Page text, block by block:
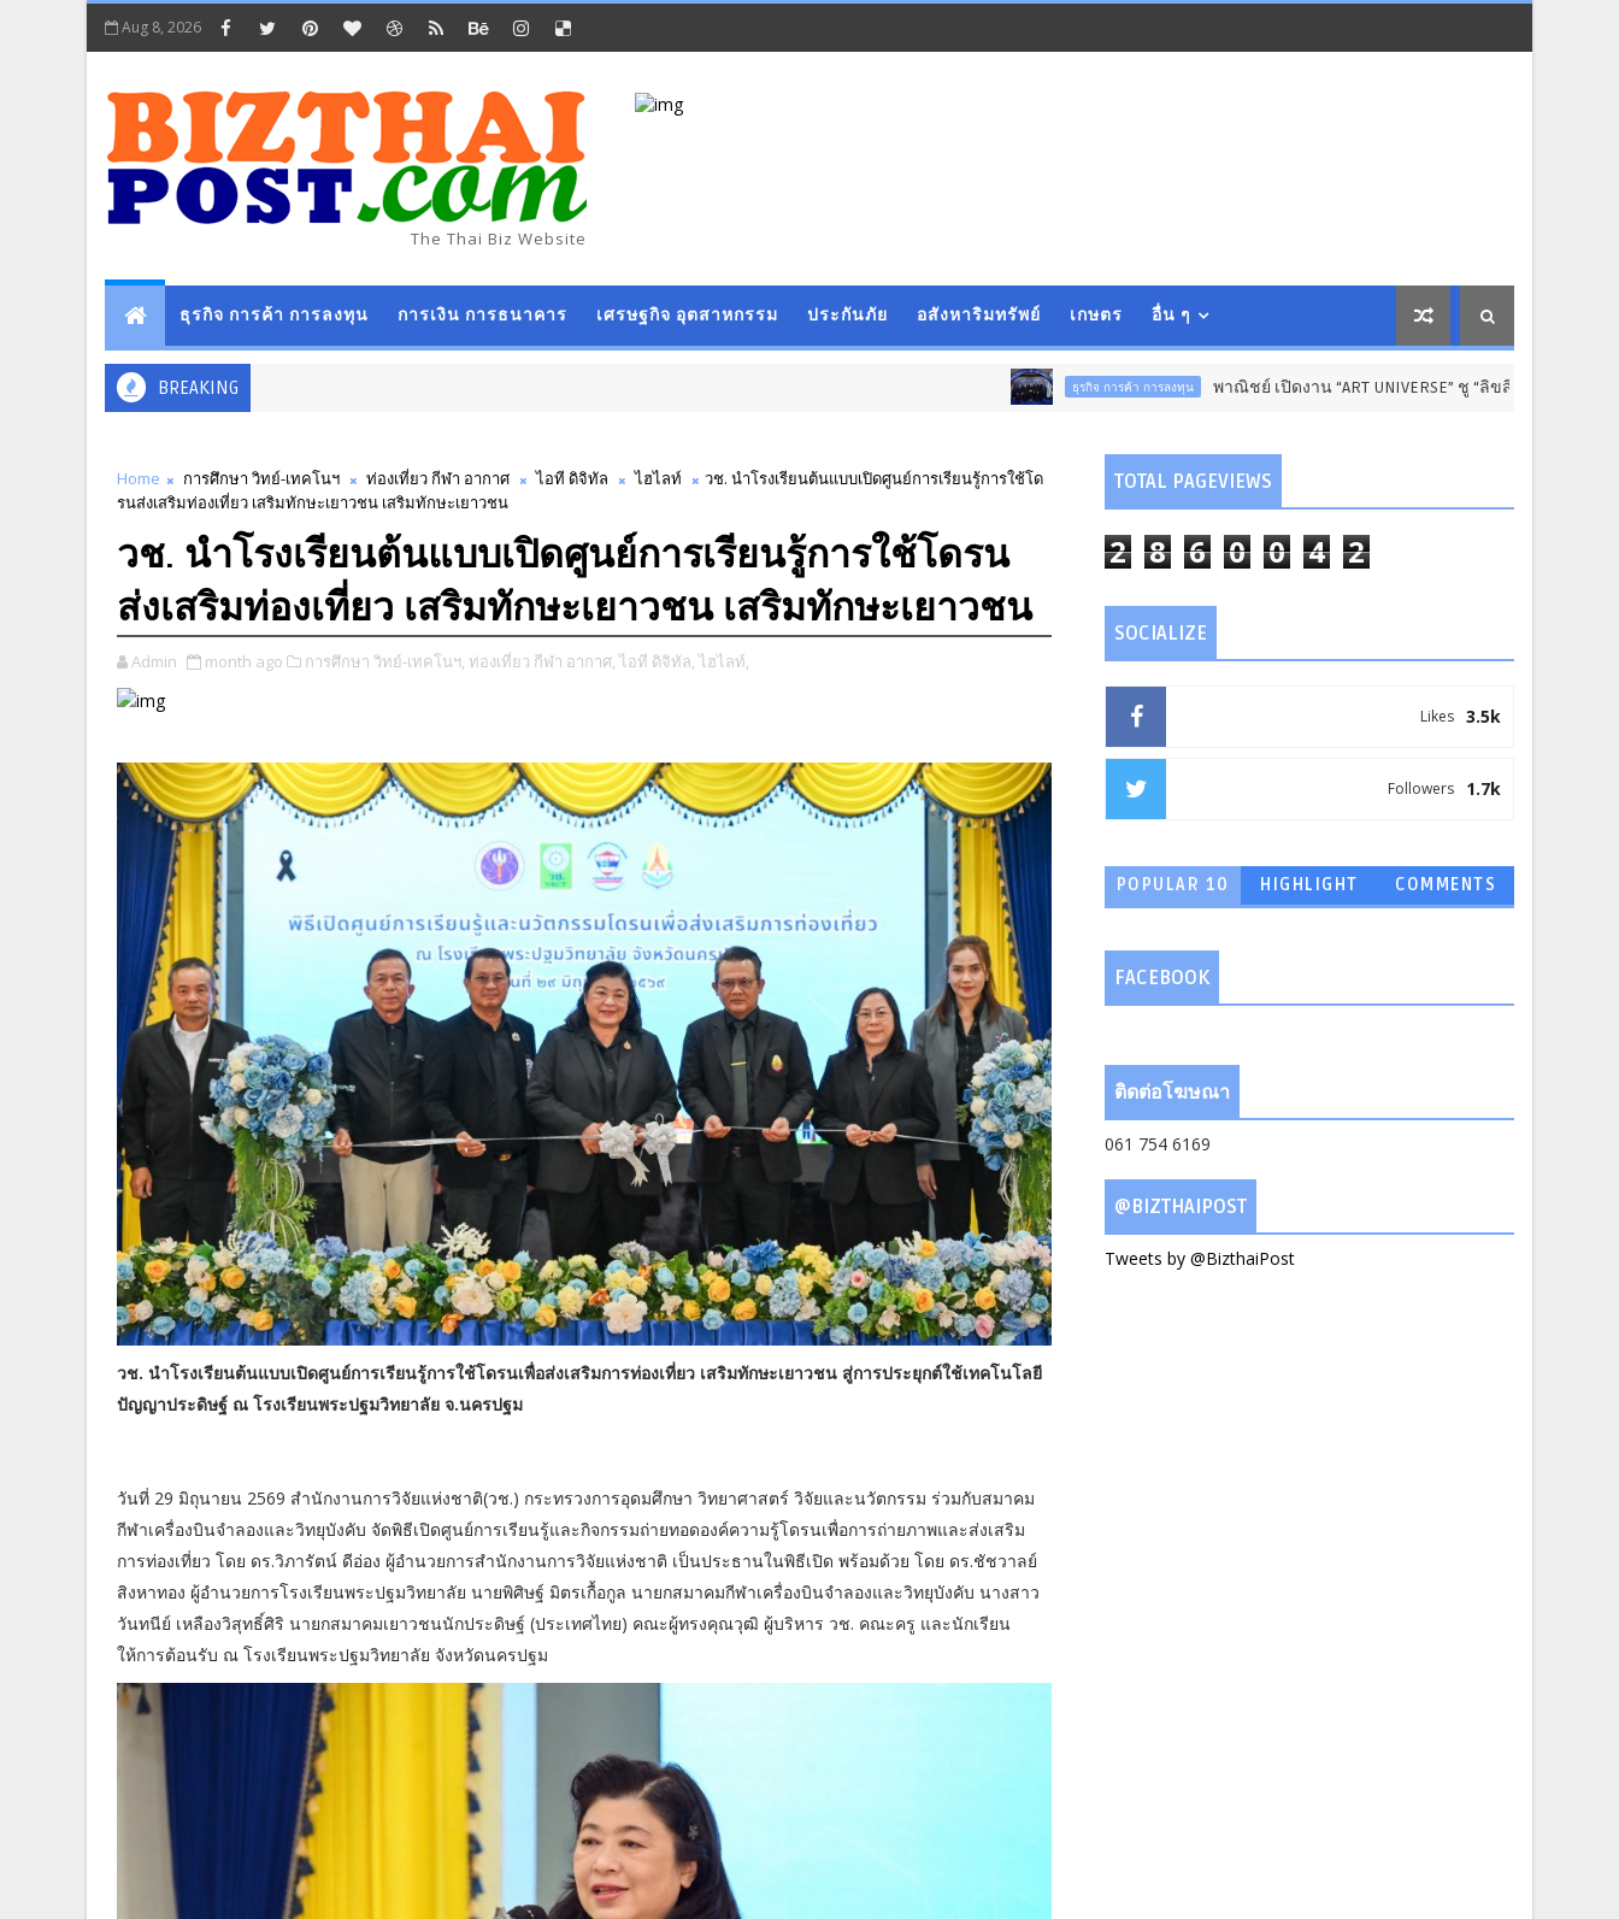
Aug 8, 2026
The Thai Biz Website
ธุรกิจ การค้า การลงทุน การเงิน การธนาคาร เศรษฐกิจ อุตสาหกรรม ประกันภัย อสังหาริมทรัพย์ เกษตร อื่น ๆ
BREAKING ธุรกิจ การค้า การลงทุน พาณิชย์ เปิดงาน “ART UNIVERSE” ชู “ลิขสิทธิ์” ขับเคลื่อนเศรษฐกิจสร้า
Home การศึกษา วิทย์-เทคโนฯ ท่องเที่ยว กีฬา อากาศ ไอที ดิจิทัล ไฮไลท์
วช. นำโรงเรียนต้นแบบเปิดศูนย์การเรียนรู้การใช้โด
รนส่งเสริมท่องเที่ยว เสริมทักษะเยาวชน เสริมทักษะเยาวชน
วช. นำโรงเรียนต้นแบบเปิดศูนย์การเรียนรู้การใช้โดรน
ส่งเสริมท่องเที่ยว เสริมทักษะเยาวชน เสริมทักษะเยาวชน
Admin month ago การศึกษา วิทย์-เทคโนฯ, ท่องเที่ยว กีฬา อากาศ, ไอที ดิจิทัล, ไฮไลท์,
วช. นำโรงเรียนต้นแบบเปิดศูนย์การเรียนรู้การใช้โดรนเพื่อส่งเสริมการท่องเที่ยว เสริมทักษะเยาวชน สู่การประยุกต์ใช้เทคโนโลยี
ปัญญาประดิษฐ์ ณ โรงเรียนพระปฐมวิทยาลัย จ.นครปฐม
วันที่ 29 มิถุนายน 2569 สำนักงานการวิจัยแห่งชาติ(วช.) กระทรวงการอุดมศึกษา วิทยาศาสตร์ วิจัยและนวัตกรรม ร่วมกับสมาคม
กีฬาเครื่องบินจำลองและวิทยุบังคับ จัดพิธีเปิดศูนย์การเรียนรู้และกิจกรรมถ่ายทอดองค์ความรู้โดรนเพื่อการถ่ายภาพและส่งเสริม
การท่องเที่ยว โดย ดร.วิภารัตน์ ดีอ่อง ผู้อำนวยการสํานักงานการวิจัยแห่งชาติ เป็นประธานในพิธีเปิด พร้อมด้วย โดย ดร.ชัชวาลย์
สิงหาทอง ผู้อํานวยการโรงเรียนพระปฐมวิทยาลัย นายพิศิษฐ์ มิตรเกื้อกูล นายกสมาคมกีฬาเครื่องบินจำลองและวิทยุบังคับ นางสาว
วันทนีย์ เหลืองวิสุทธิ์ศิริ นายกสมาคมเยาวชนนักประดิษฐ์ (ประเทศไทย) คณะผู้ทรงคุณวุฒิ ผู้บริหาร วช. คณะครู และนักเรียน
ให้การต้อนรับ ณ โรงเรียนพระปฐมวิทยาลัย จังหวัดนครปฐม
TOTAL PAGEVIEWS
2 8 6 0 0 4 2
SOCIALIZE
3.5k
Likes
1.7k
Followers
POPULAR 10 HIGHLIGHT COMMENTS
FACEBOOK
ติดต่อโฆษณา
061 754 6169
@BIZTHAIPOST
Tweets by @BizthaiPost